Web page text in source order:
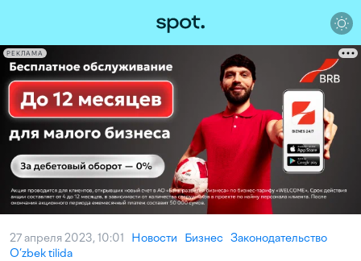
РЕКЛАМА
27 апреля 2023, 10:01 Новости Бизнес Законодательство
O‘zbek tilida